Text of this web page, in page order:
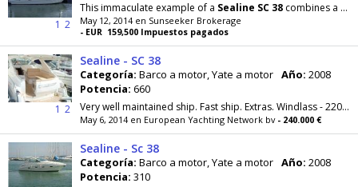
1 2
This immaculate example of a Sealine SC 38 combines a stylish interior outfit with the full beam
May 12, 2014 en Sunseeker Brokerage
- EUR 159,500 Impuestos pagados
1 2
Sealine - SC 38
Categoría: Barco a motor, Yate a motor Año: 2008
Potencia: 660
Very well maintained ship. Fast ship. Extras. Windlass - 220 Volts - 12 Volts - Echo Sounder - GPS - Autopilot - Sounder - Radar - VHF - Compass...
May 6, 2014 en European Yachting Network bv - 240.000 €
Sealine - Sc 38
Categoría: Barco a motor, Yate a motor Año: 2008
Potencia: 310